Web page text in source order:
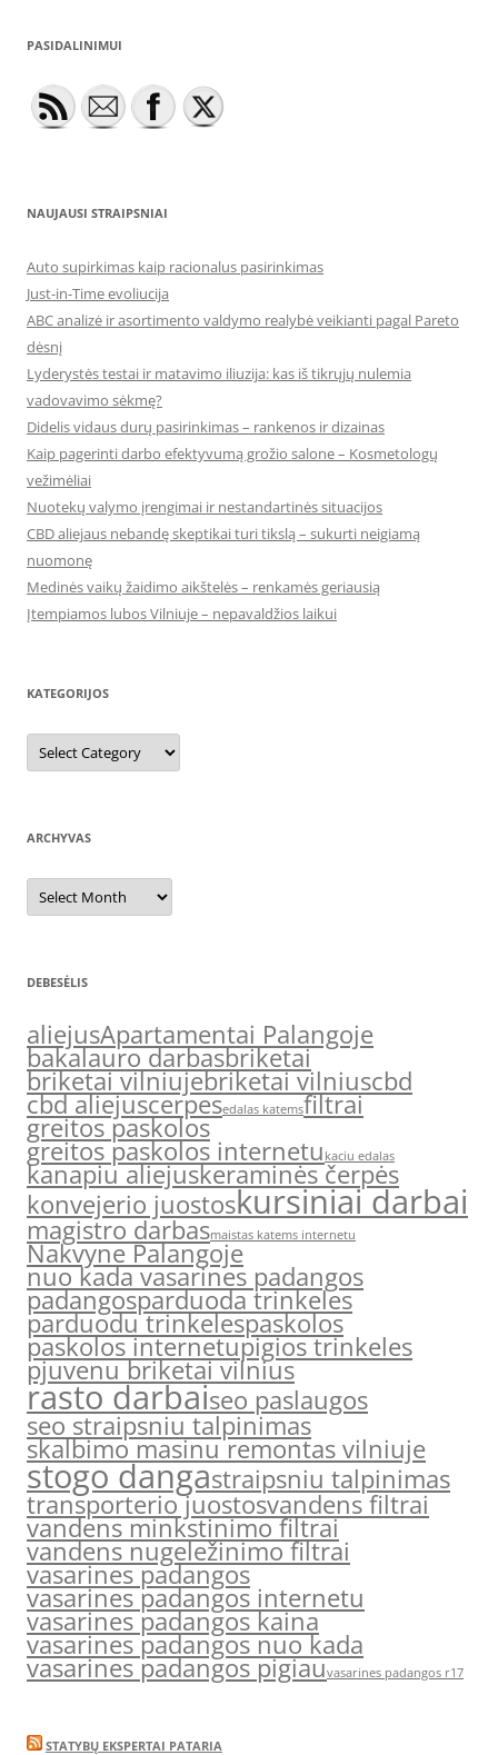
PASIDALINIMUI
NAUJAUSI STRAIPSNIAI
Auto supirkimas kaip racionalus pasirinkimas
Just-in-Time evoliucija
ABC analizė ir asortimento valdymo realybė veikianti pagal Pareto
dėsnį
Lyderystės testai ir matavimo iliuzija: kas iš tikrųjų nulemia
vadovavimo sėkmę?
Didelis vidaus durų pasirinkimas – rankenos ir dizainas
Kaip pagerinti darbo efektyvumą grožio salone – Kosmetologų
vežimėliai
Nuotekų valymo įrengimai ir nestandartinės situacijos
CBD aliejaus nebandę skeptikai turi tikslą – sukurti neigiamą
nuomonę
Medinės vaikų žaidimo aikštelės – renkamės geriausią
Įtempiamos lubos Vilniuje – nepavaldžios laikui
KATEGORIJOS
Kategorijos
ARCHYVAS
Archyvas
DEBESĖLIS
aliejusApartamentai Palangoje
bakalauro darbasbriketai
briketai vilniujebriketai vilniuscbd
cbd aliejuscerpesedalas katemsfiltrai
greitos paskolos
greitos paskolos internetu kaciu edalas
kanapiu aliejuskeraminės čerpės
konvejerio juostoskursiniai darbai
magistro darbasmaistas katems internetu
Nakvyne Palangoje
nuo kada vasarines padangos
padangosparduoda trinkeles
parduodu trinkelespaskolos
paskolos internetupigios trinkeles
pjuvenu briketai vilnius
rasto darbaiseo paslaugos
seo straipsniu talpinimas
skalbimo masinu remontas vilniuje
stogo dangastraipsniu talpinimas
transporterio juostosvandens filtrai
vandens minkstinimo filtrai
vandens nugeležinimo filtrai
vasarines padangos
vasarines padangos internetu
vasarines padangos kaina
vasarines padangos nuo kada
vasarines padangos pigiauvasarines padangos r17
STATYBŲ EKSPERTAI PATARIA